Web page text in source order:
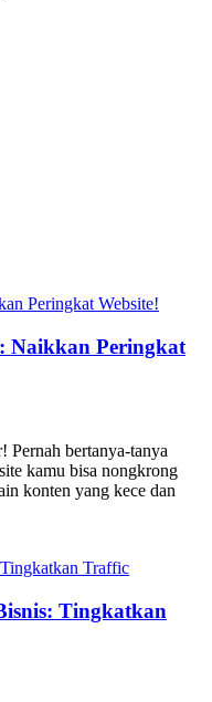
Naikkan Peringkat
Pernah bertanya-tanya
kamu bisa nongkrong
konten yang kece dan
Tingkatkan